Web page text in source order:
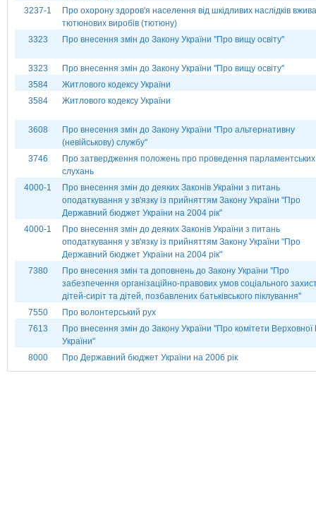
3237-1
Про охорону здоров'я населення від шкідливих наслідків
тютюнових виробів (тютюну)
3323
Про внесення змін до Закону України ''Про вищу освіту''
3323
Про внесення змін до Закону України ''Про вищу освіту''
3584
Житлового кодексу України
3584
Житлового кодексу України
3608
Про внесення змін до Закону України ''Про альтернативну
(невійськову) службу''
3746
Про затвердження положень про проведення парламентських
слухань
4000-1
Про внесення змін до деяких Законів України з питань
оподаткування у зв'язку із прийняттям Закону України "Про
Державний бюджет України на 2004 рік"
4000-1
Про внесення змін до деяких Законів України з питань
оподаткування у зв'язку із прийняттям Закону України "Про
Державний бюджет України на 2004 рік"
7380
Про внесення змін та доповнень до Закону України ''Про
забезпечення організаційно-правових умов соціального
дітей-сиріт та дітей, позбавлених батьківського піклування''
7550
Про волонтерський рух
7613
Про внесення змін до Закону України "Про комітети
України"
8000
Про Державний бюджет України на 2006 рік